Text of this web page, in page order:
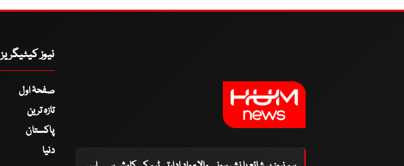
نیوز کیٹیگریز
صفحۂ اول
تازہ ترین
پاکستان
دنیا